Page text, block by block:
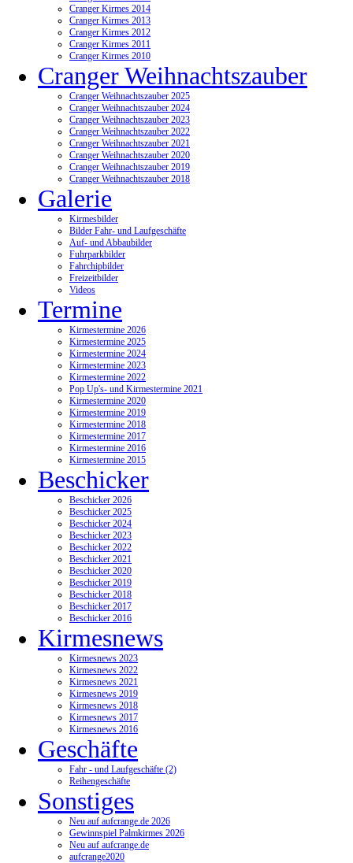
Cranger Kirmes 2014
Cranger Kirmes 2013
Cranger Kirmes 2012
Cranger Kirmes 2011
Cranger Kirmes 2010
Cranger Weihnachtszauber
Cranger Weihnachtszauber 2025
Cranger Weihnachtszauber 2024
Cranger Weihnachtszauber 2023
Cranger Weihnachtszauber 2022
Cranger Weihnachtszauber 2021
Cranger Weihnachtszauber 2020
Cranger Weihnachtszauber 2019
Cranger Weihnachtszauber 2018
Galerie
Kirmesbilder
Bilder Fahr- und Laufgeschäfte
Auf- und Abbaubilder
Fuhrparkbilder
Fahrchipbilder
Freizeitbilder
Videos
Termine
Kirmestermine 2026
Kirmestermine 2025
Kirmestermine 2024
Kirmestermine 2023
Kirmestermine 2022
Pop Up's- und Kirmestermine 2021
Kirmestermine 2020
Kirmestermine 2019
Kirmestermine 2018
Kirmestermine 2017
Kirmestermine 2016
Kirmestermine 2015
Beschicker
Beschicker 2026
Beschicker 2025
Beschicker 2024
Beschicker 2023
Beschicker 2022
Beschicker 2021
Beschicker 2020
Beschicker 2019
Beschicker 2018
Beschicker 2017
Beschicker 2016
Kirmesnews
Kirmesnews 2023
Kirmesnews 2022
Kirmesnews 2021
Kirmesnews 2019
Kirmesnews 2018
Kirmesnews 2017
Kirmesnews 2016
Geschäfte
Fahr - und Laufgeschäfte (2)
Reihengeschäfte
Sonstiges
Neu auf aufcrange.de 2026
Gewinnspiel Palmkirmes 2026
Neu auf aufcrange.de
aufcrange2020